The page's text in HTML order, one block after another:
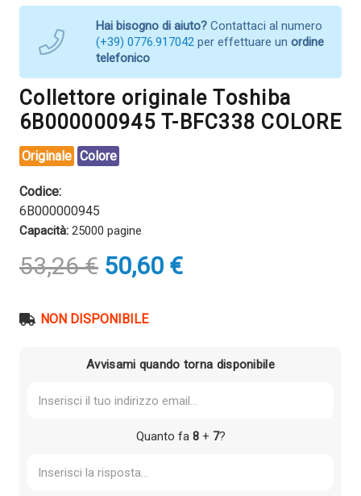
Hai bisogno di aiuto? Contattaci al numero
(+39) 0776.917042 per effettuare un ordine
telefonico
Collettore originale Toshiba
6B000000945 T-BFC338 COLORE
Originale Colore
Codice:
6B000000945
Capacità: 25000 pagine
53,26€ Il
prezzo
era:
50,60 €Il
prezzo
NON DISPONIBILE
Avvisami quando torna disponibile
Quanto fa 8+ 7?